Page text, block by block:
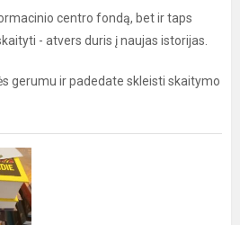
centro fondą, bet ir taps
- atvers duris į naujas istorijas.
gerumu ir padedate skleisti skaitymo